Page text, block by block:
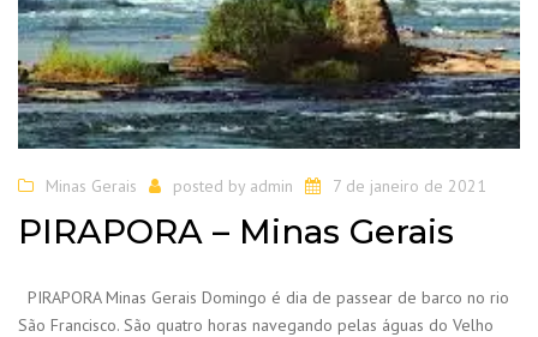
Minas Gerais posted by admin 7 de janeiro de 2021
PIRAPORA – Minas Gerais
PIRAPORA Minas Gerais Domingo é dia de passear de barco no rio
São Francisco. São quatro horas navegando pelas águas do Velho